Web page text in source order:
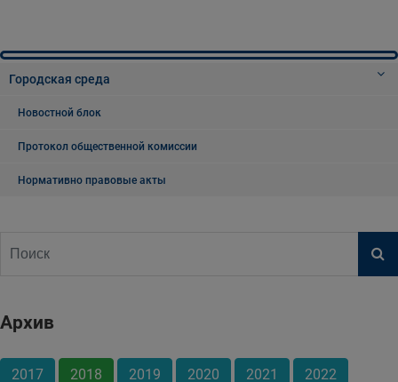
Городская среда
Новостной блок
Протокол общественной комиссии
Нормативно правовые акты
Архив
2017 2018 2019 2020 2021 2022